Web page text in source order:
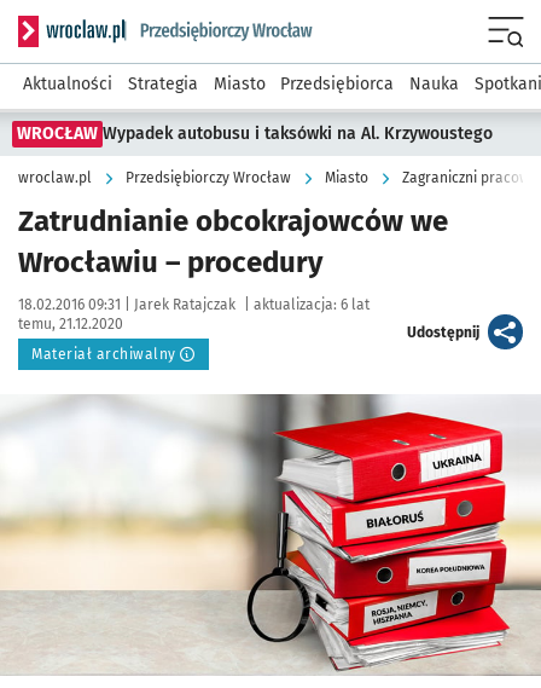
Serwis informacyjny wroclaw.pl podserwis: Strategia
Aktualności Strategia Miasto Przedsiębiorca Nauka
WROCŁAW Wypadek autobusu i taksówki na Al. Krzywoustego
wroclaw.pl Przedsiębiorczy Wrocław Miasto Zagraniczni
Zatrudnianie obcokrajowców we
Wrocławiu – procedury
Data publikacji:
18.02.2016 09:31 | Autor:
Jarek Ratajczak aktualizacja: 6 lat
temu, 21.12.2020
Materiał archiwalny
Udostępnijartykuł
Kliknij, aby powiększyć